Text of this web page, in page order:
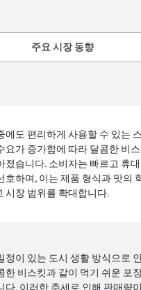
주요 시장 동향
에도 편리하게 사용할 수 있는
요가 증가함에 따라 달콤한 비
졌습니다. 소비자는 빠르고 휴
호하며, 이는 제품 형식과 맛의
시장 범위를 확대합니다.
정이 있는 도시 생활 방식으로
한 비스킷과 같이 먹기 쉬운 포
다. 이러한 추세로 인해 판매량